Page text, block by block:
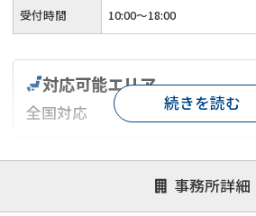
受付時間 10:00〜18:00
事務所詳細
対応可能エリア
全国対応
対応が親身 オンライン面談可能
1億円以上の買取可
続きを読む